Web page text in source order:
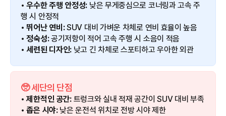
• 우수한 주행 안정성: 낮은 무게중심으로 코너링과 고속 주
행 시 안정적
• 뛰어난 연비:SUV 대비 가벼운 차체로 연비 효율이 높음
• 정숙성:공기저항이 적어 고속 주행 시 소음이 적음
• 세련된 디자인: 낮고 긴 차체로 스포티하고 우아한 외관
🥺 세단의 단점
• 제한적인 공간: 트렁크와 실내 적재 공간이 SUV 대비 부족
• 좁은 시야:낮은 운전석 위치로 전방 시야 제한